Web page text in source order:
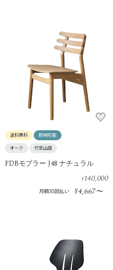
送料無料
即納可能
オーク
代官山店
FDBモブラー J48 ナチュラル
¥140,000
月額30回払い ¥4,667〜